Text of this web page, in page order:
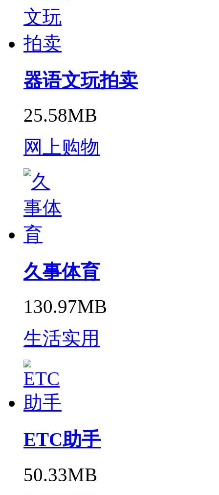
器语文玩拍卖
25.58MB
网上购物
久事体育
130.97MB
生活实用
ETC助手
50.33MB